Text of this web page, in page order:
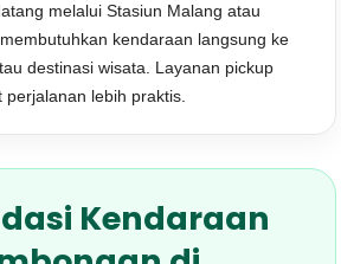
melalui Stasiun Malang atau
kendaraan langsung ke
destinasi wisata. Layanan pickup
lebih praktis.
Kendaraan